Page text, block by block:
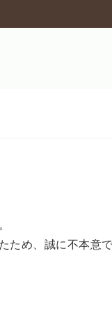
め、誠に不本意で